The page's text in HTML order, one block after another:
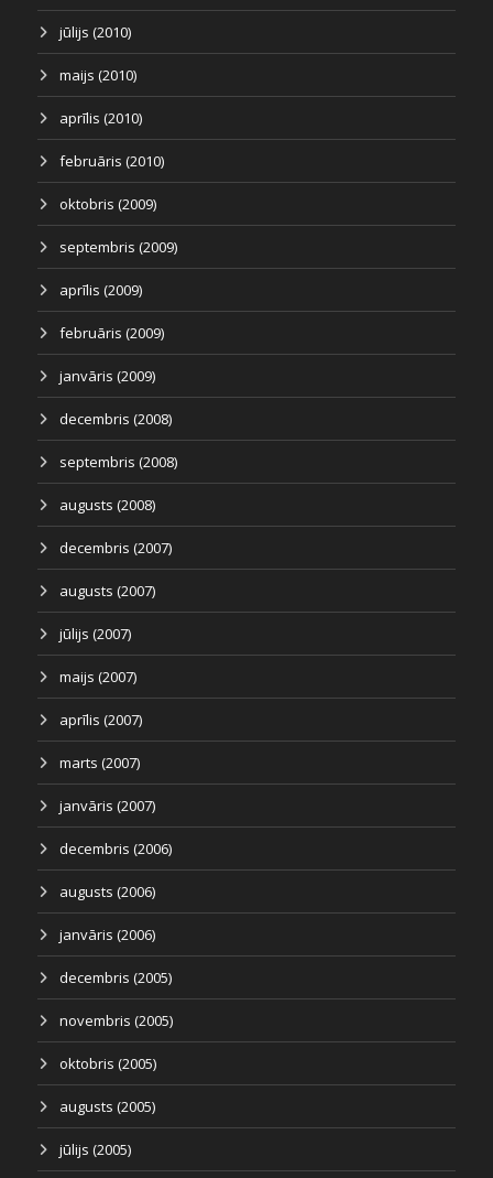
jūlijs (2010)
maijs (2010)
aprīlis (2010)
februāris (2010)
oktobris (2009)
septembris (2009)
aprīlis (2009)
februāris (2009)
janvāris (2009)
decembris (2008)
septembris (2008)
augusts (2008)
decembris (2007)
augusts (2007)
jūlijs (2007)
maijs (2007)
aprīlis (2007)
marts (2007)
janvāris (2007)
decembris (2006)
augusts (2006)
janvāris (2006)
decembris (2005)
novembris (2005)
oktobris (2005)
augusts (2005)
jūlijs (2005)